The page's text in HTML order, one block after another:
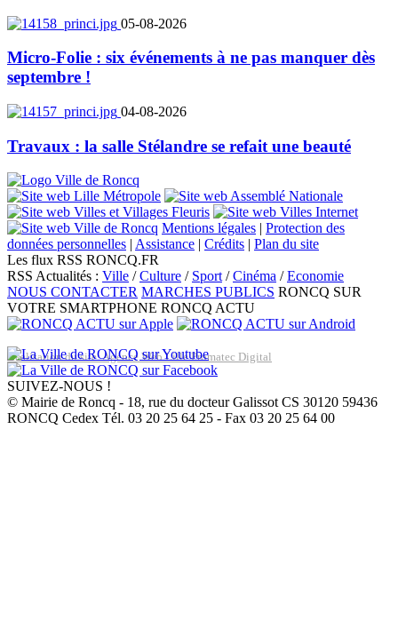
05-08-2026
Micro-Folie : six événements à ne pas manquer dès
septembre !
04-08-2026
Travaux : la salle Stélandre se refait une beauté
Mentions légales | Protection des
données personnelles | Assistance | Crédits | Plan du site
Les flux RSS RONCQ.FR
RSS Actualités : Ville /Culture / Sport/Cinéma /Economie
NOUS CONTACTER MARCHES PUBLICS RONCQ SUR
VOTRE SMARTPHONE RONCQ ACTU
Réalisation du site: Agence Web Lille Promatec Digital
SUIVEZ-NOUS !
© Mairie de Roncq - 18, rue du docteur Galissot CS 30120 59436
RONCQ Cedex Tél. 03 20 25 64 25 - Fax 03 20 25 64 00